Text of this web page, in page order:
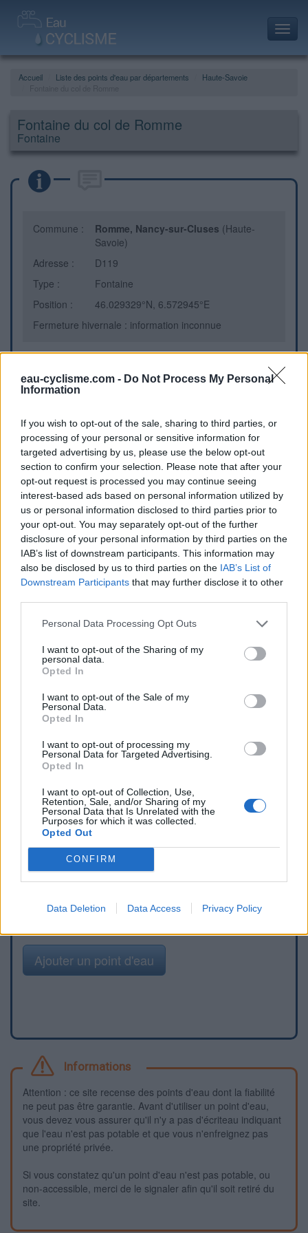
eau-cyclisme.com - Do Not Process My Personal
Information
If you wish to opt-out of the sale, sharing to third parties, or
processing of your personal or sensitive information for
targeted advertising by us, please use the below opt-out
section to confirm your selection. Please note that after your
opt-out request is processed you may continue seeing
interest-based ads based on personal information utilized by
us or personal information disclosed to third parties prior to
your opt-out. You may separately opt-out of the further
disclosure of your personal information by third parties on the
IAB’s list of downstream participants. This information may
also be disclosed by us to third parties on the IAB’s List of
Downstream Participants that may further disclose it to other
Personal Data Processing Opt Outs
I want to opt-out of the Sharing of my
personal data.
Opted In
I want to opt-out of the Sale of my
Personal Data.
Opted In
I want to opt-out of processing my
Personal Data for Targeted Advertising.
Opted In
I want to opt-out of Collection, Use,
Retention, Sale, and/or Sharing of my
Personal Data that Is Unrelated with the
Purposes for which it was collected.
Opted Out
CONFIRM
Data Deletion Data Access Privacy Policy
Accueil Liste des points d'eau par départements
Haute-Savoie
Fontaine du col de Romme
Fontaine
Commune : Romme, Nancy-sur-Cluses (Haute-
Savoie)
Adresse :
D119
Type :
Fontaine
Position :
46.029329°N, 6.572945°E
Fermeture hivernale : information inconnue
Informations complémentaires
Repères visuels
Afficher la carte
Signaler une erreur
Ajouter un point d'eau
Informations
Attention : ce site recense des points d'eau dont la fiabilité
ne peut pas être garantie. Avant d'utiliser un point d'eau,
vous devez vous assurer qu'il n'y a pas d'écriteau indiquant
que l'eau n'est pas potable et que vous n'enfreignez pas
une propriété privée.
Si vous constatez qu'un point d'eau n'est pas potable, ou
non-accessible, merci de le signaler afin qu'il soit retiré du
site.